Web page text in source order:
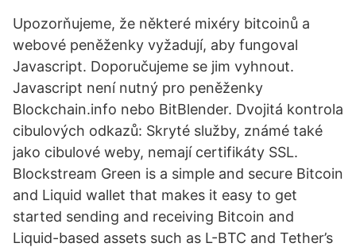
Upozorňujeme, že některé mixéry bitcoinů a
webové peněženky vyžadují, aby fungoval
Javascript. Doporučujeme se jim vyhnout.
Javascript není nutný pro peněženky
Blockchain.info nebo BitBlender. Dvojitá kontrola
cibulových odkazů: Skryté služby, známé také
jako cibulové weby, nemají certifikáty SSL.
Blockstream Green is a simple and secure Bitcoin
and Liquid wallet that makes it easy to get
started sending and receiving Bitcoin and
Liquid-based assets such as L-BTC and Tether’s